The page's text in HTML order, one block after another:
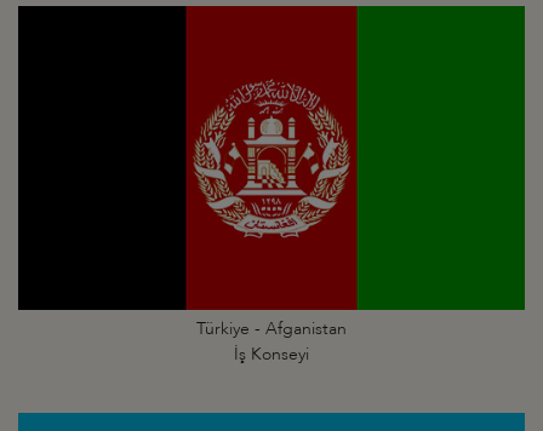
Türkiye - Afganistan
İş Konseyi